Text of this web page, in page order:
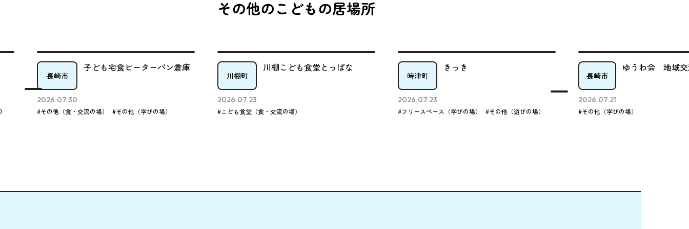
その他のこどもの居場所
長崎市
子ども宅食ピーターパン倉庫
2026.07.30
#その他（食・交流の場） #その他（学びの場）
川棚町
川棚こども食堂とっぱな
2026.07.23
#こども食堂（食・交流の場）
時津町
きっき
2026.07.23
#フリースペース（学びの場） #その他（遊びの場）
長崎市
ゆうわ会 地域交
2026.07.21
#その他（学びの場）